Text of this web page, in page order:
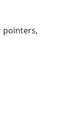
pointers,